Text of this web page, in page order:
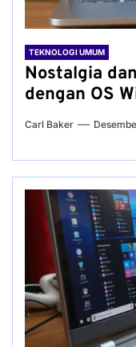
TEKNOLOGI UMUM
Nostalgia
dengan OS
Carl Baker